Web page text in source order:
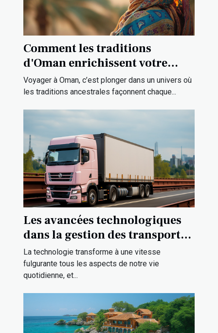
Comment les traditions
d'Oman enrichissent votre
expérience de voyage ?
Voyager à Oman, c’est plonger dans un univers où
les traditions ancestrales façonnent chaque...
Les avancées technologiques
dans la gestion des transports à
Strasbourg
La technologie transforme à une vitesse
fulgurante tous les aspects de notre vie
quotidienne, et...